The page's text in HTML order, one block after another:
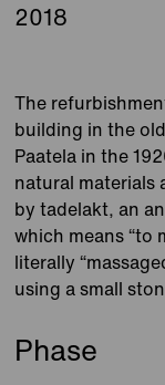
2018
The
building in the
Paatela in the
natural materials
by tadelakt, an
which means “to
literally
using a small
Phase